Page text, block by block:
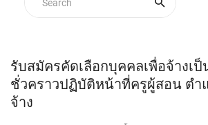
รับสมัครคัดเลือกบุคคลเพื่อจ้างเป็
ชั่วคราวปฏิบัติหน้าที่ครูผู้สอน ตำ
จ้าง